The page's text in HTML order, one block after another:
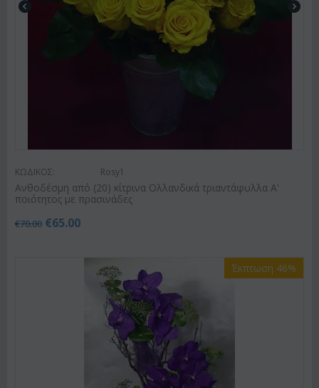
ΚΩΔΙΚΟΣ: Rosy1
Ανθοδέσμη από (20) κίτρινα Ολλανδικά τριαντάφυλλα Α'
ποιότητος με πρασινάδες
€70.00 €65.00
Έκπτωση 46%